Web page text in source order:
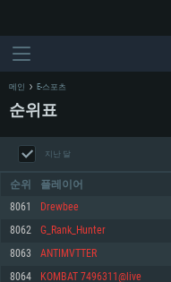
메인 E-스포츠
순위표
지난 달
순위 플레이어
8061 Drewbee
8062 G_Rank_Hunter
8063 ANTIMVTTER
8064 KOMBAT 7496311@live